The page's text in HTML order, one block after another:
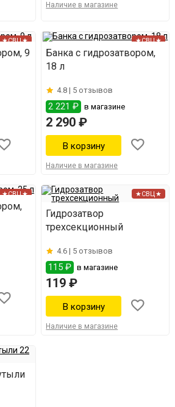
Наличие в магазине
★СВЦ★
9
★СВЦ★
Банка с гидрозатвором,
18 л
4.8 | 5 отзывов
2 221 ₽ в магазине
2 290 ₽
Наличие в магазине
★СВЦ★ ★СВЦ★
Гидрозатвор
трехсекционный
4.6 | 5 отзывов
115 ₽ в магазине
119 ₽
Наличие в магазине